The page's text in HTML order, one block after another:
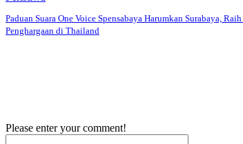
Paduan Suara One Voice Spensabaya Harumkan Surabaya,
Penghargaan di Thailand
Please enter your comment!